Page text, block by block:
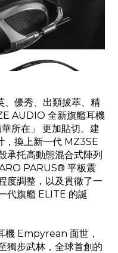
優秀、出類拔萃、精
AUDIO 全新旗艦耳機
所在」 更加貼切。建
換上新一代 MZ3SE
承托高動態混合式陣列
PARUS® 平板震
度調整，以及貫徹了一
代旗艦 ELITE 的誕
Empyrean 面世，
獨步武林，全球首創的